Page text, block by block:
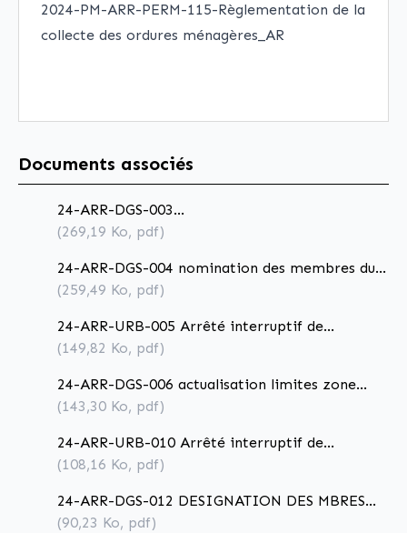
2024-PM-ARR-PERM-115-Règlementation de la
collecte des ordures ménagères_AR
Documents associés
24-ARR-DGS-003
retrait_arrêté_ouvertures_dominicales_AR
(269,19 Ko, pdf)
24-ARR-DGS-004 nomination des membres du
CCFF 2024_AR
(259,49 Ko, pdf)
24-ARR-URB-005 Arrêté interruptif de
travaux_AR
(149,82 Ko, pdf)
24-ARR-DGS-006 actualisation limites zone
agglomérée - correctif dénomination de
(143,30 Ko, pdf)
24-ARR-URB-010 Arrêté interruptif de
travaux_SCI_SANPEYRE_AR
(108,16 Ko, pdf)
24-ARR-DGS-012 DESIGNATION DES MBRES
DU CA DE LA REGIE DU PORT SUITE A
(90,23 Ko, pdf)